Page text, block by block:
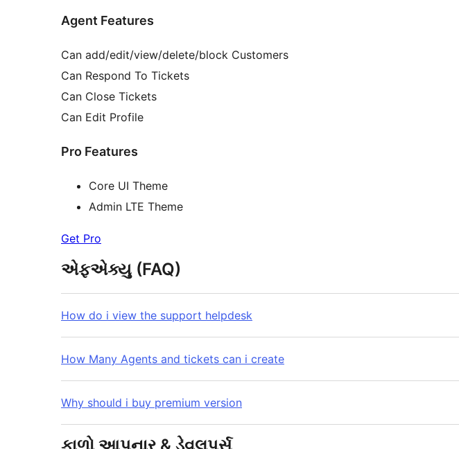
Agent Features
Can add/edit/view/delete/block Customers
Can Respond To Tickets
Can Close Tickets
Can Edit Profile
Pro Features
Core UI Theme
Admin LTE Theme
Get Pro
એફએક્યુ (FAQ)
How do i view the support helpdesk
How Many Agents and tickets can i create
Why should i buy premium version
ફાળો આપનાર & ડેવલપર્સ